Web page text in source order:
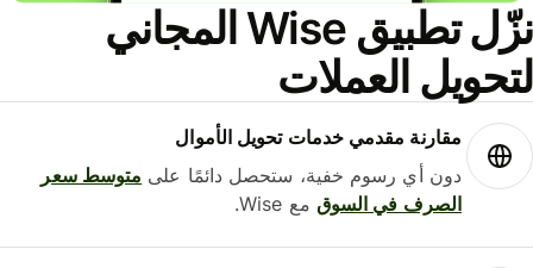
نزّل تطبيق Wise المجاني
العملات
مقارنة مقدمي خدمات تحويل الأموال
دون أي رسوم خفية، ستحصل دائمًا علىمتوسط ​​سعر
الصرف في السوقمع Wise.